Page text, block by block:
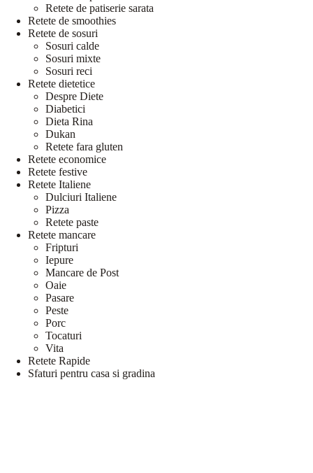
Retete de patiserie sarata
Retete de smoothies
Retete de sosuri
Sosuri calde
Sosuri mixte
Sosuri reci
Retete dietetice
Despre Diete
Diabetici
Dieta Rina
Dukan
Retete fara gluten
Retete economice
Retete festive
Retete Italiene
Dulciuri Italiene
Pizza
Retete paste
Retete mancare
Fripturi
Iepure
Mancare de Post
Oaie
Pasare
Peste
Porc
Tocaturi
Vita
Retete Rapide
Sfaturi pentru casa si gradina